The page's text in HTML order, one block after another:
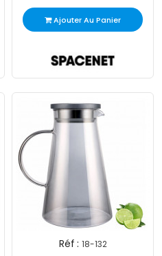
Ajouter Au Panier
Réf : 18-132